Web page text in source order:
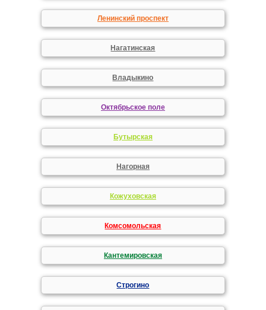
Ленинский проспект
Нагатинская
Владыкино
Октябрьское поле
Бутырская
Нагорная
Кожуховская
Комсомольская
Кантемировская
Строгино